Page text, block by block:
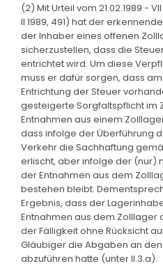
(2) Mit Urteil vom 21.02.1989 - VII
II 1989, 491) hat der
der Inhaber eines offenen
sicherzustellen, dass die
entrichtet wird. Um diese
muss er dafür sorgen, dass
Entrichtung der Steuer
gesteigerte Sorgfaltspflicht im
Entnahmen aus einem
dass infolge der Überführung
Verkehr die Sachhaftung
erlischt, aber infolge der (nur)
der Entnahmen aus dem
bestehen bleibt.
Ergebnis, dass der
Entnahmen aus dem Zolllager
der Fälligkeit ohne Rücksicht
Gläubiger die Abgaben an
abzuführen hatte (unter II.3.a).